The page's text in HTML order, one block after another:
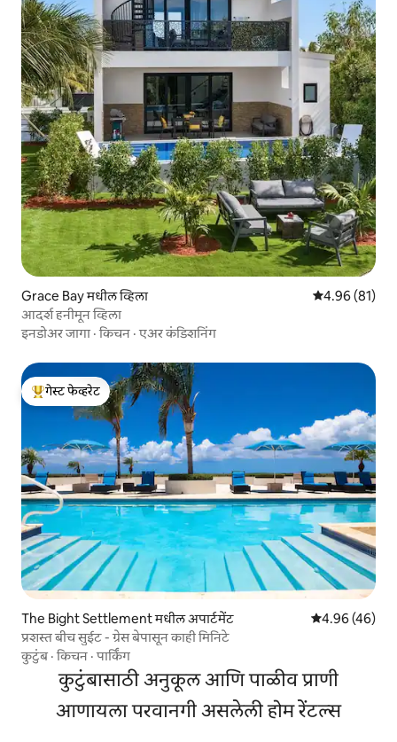
Grace Bay मधील व्हिला 5 पैकी 4.96
4.96 (81)
आदर्श हनीमून व्हिला
इनडोअर जागा ·किचन ·एअर कंडिशनिंग
टॉप गेस्ट फेव्हरेट
गेस्ट फेव्हरेट
The Bight Settlement मधील अपार्टमेंट 5 पैकी 4.96
4.96 (46)
प्रशस्त बीच सुईट - ग्रेस बेपासून काही मिनिटे
कुटुंब·किचन ·पार्किंग
कुटुंबासाठी अनुकूल आणि पाळीव प्राणी
आणायला परवानगी असलेली होम रेंटल्स